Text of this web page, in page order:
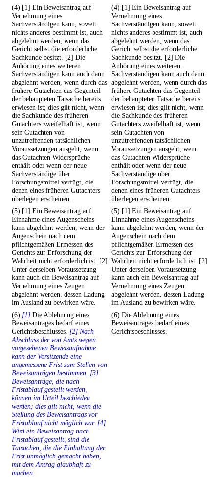
(4) [1] Ein Beweisantrag auf
Vernehmung eines
Sachverständigen kann, soweit
nichts anderes bestimmt ist, auch
abgelehnt werden, wenn das
Gericht selbst die erforderliche
Sachkunde besitzt. [2] Die
Anhörung eines weiteren
Sachverständigen kann auch dann
abgelehnt werden, wenn durch das
frühere Gutachten das Gegenteil
der behaupteten Tatsache bereits
erwiesen ist; dies gilt nicht, wenn
die Sachkunde des früheren
Gutachters zweifelhaft ist, wenn
sein Gutachten von
unzutreffenden tatsächlichen
Voraussetzungen ausgeht, wenn
das Gutachten Widersprüche
enthält oder wenn der neue
Sachverständige über
Forschungsmittel verfügt, die
denen eines früheren Gutachters
überlegen erscheinen.
(4) [1] Ein Beweisantrag auf
Vernehmung eines
Sachverständigen kann, soweit
nichts anderes bestimmt ist, auch
abgelehnt werden, wenn das
Gericht selbst die erforderliche
Sachkunde besitzt. [2] Die
Anhörung eines weiteren
Sachverständigen kann auch dann
abgelehnt werden, wenn durch das
frühere Gutachten das Gegenteil
der behaupteten Tatsache bereits
erwiesen ist; dies gilt nicht, wenn
die Sachkunde des früheren
Gutachters zweifelhaft ist, wenn
sein Gutachten von
unzutreffenden tatsächlichen
Voraussetzungen ausgeht, wenn
das Gutachten Widersprüche
enthält oder wenn der neue
Sachverständige über
Forschungsmittel verfügt, die
denen eines früheren Gutachters
überlegen erscheinen.
(5) [1] Ein Beweisantrag auf
Einnahme eines Augenscheins
kann abgelehnt werden, wenn der
Augenschein nach dem
pflichtgemäßen Ermessen des
Gerichts zur Erforschung der
Wahrheit nicht erforderlich ist. [2]
Unter derselben Voraussetzung
kann auch ein Beweisantrag auf
Vernehmung eines Zeugen
abgelehnt werden, dessen Ladung
im Ausland zu bewirken wäre.
(5) [1] Ein Beweisantrag auf
Einnahme eines Augenscheins
kann abgelehnt werden, wenn der
Augenschein nach dem
pflichtgemäßen Ermessen des
Gerichts zur Erforschung der
Wahrheit nicht erforderlich ist. [2]
Unter derselben Voraussetzung
kann auch ein Beweisantrag auf
Vernehmung eines Zeugen
abgelehnt werden, dessen Ladung
im Ausland zu bewirken wäre.
(6) [1] Die Ablehnung eines
Beweisantrages bedarf eines
Gerichtsbeschlusses. [2] Nach
Abschluss der von Amts wegen
vorgesehenen Beweisaufnahme
kann der Vorsitzende eine
angemessene Frist zum Stellen von
Beweisanträgen bestimmen. [3]
Beweisanträge, die nach
Fristablauf gestellt werden,
können im Urteil beschieden
werden; dies gilt nicht, wenn die
Stellung des Beweisantrags vor
Fristablauf nicht möglich war. [4]
Wird ein Beweisantrag nach
Fristablauf gestellt, sind die
Tatsachen, die die Einhaltung der
Frist unmöglich gemacht haben,
mit dem Antrag glaubhaft zu
machen.
(6) Die Ablehnung eines
Beweisantrages bedarf eines
Gerichtsbeschlusses.